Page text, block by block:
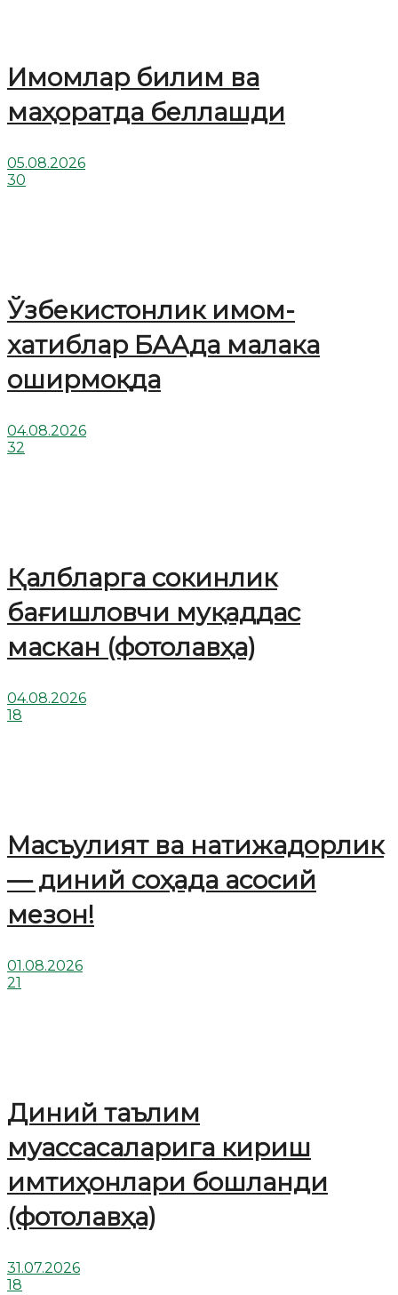
Имомлар билим ва
маҳоратда беллашди
05.08.2026
30
Ўзбекистонлик имом-
хатиблар БААда малака
оширмоқда
04.08.2026
32
Қалбларга сокинлик
бағишловчи муқаддас
маскан (фотолавҳа)
04.08.2026
18
Масъулият ва натижадорлик
— диний соҳада асосий
мезон!
01.08.2026
21
Диний таълим
муассасаларига кириш
имтиҳонлари бошланди
(фотолавҳа)
31.07.2026
18